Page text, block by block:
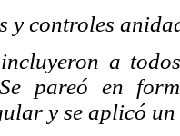
y controles
a
pareó en
y se aplicó